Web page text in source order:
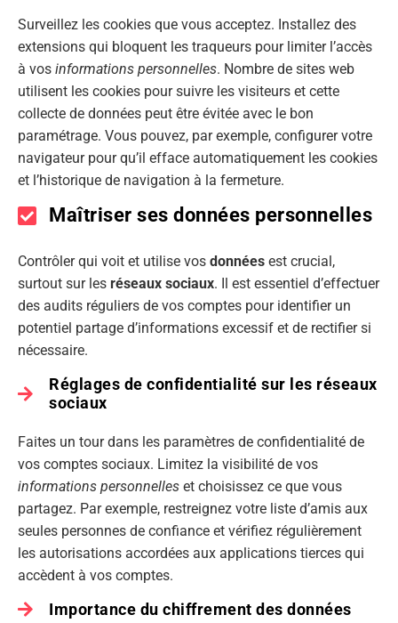
Surveillez les cookies que vous acceptez. Installez des
extensions qui bloquent les traqueurs pour limiter l’accès
à vos informations personnelles. Nombre de sites web
utilisent les cookies pour suivre les visiteurs et cette
collecte de données peut être évitée avec le bon
paramétrage. Vous pouvez, par exemple, configurer votre
navigateur pour qu’il efface automatiquement les cookies
et l’historique de navigation à la fermeture.
Maîtriser ses données personnelles
Contrôler qui voit et utilise vos données est crucial,
surtout sur les réseaux sociaux. Il est essentiel d’effectuer
des audits réguliers de vos comptes pour identifier un
potentiel partage d’informations excessif et de rectifier si
nécessaire.
Réglages de confidentialité sur les réseaux
sociaux
Faites un tour dans les paramètres de confidentialité de
vos comptes sociaux. Limitez la visibilité de vos
informations personnelles et choisissez ce que vous
partagez. Par exemple, restreignez votre liste d’amis aux
seules personnes de confiance et vérifiez régulièrement
les autorisations accordées aux applications tierces qui
accèdent à vos comptes.
Importance du chiffrement des données